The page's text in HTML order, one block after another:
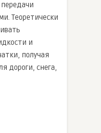
Теоретически
и
получая
дороги, снега,